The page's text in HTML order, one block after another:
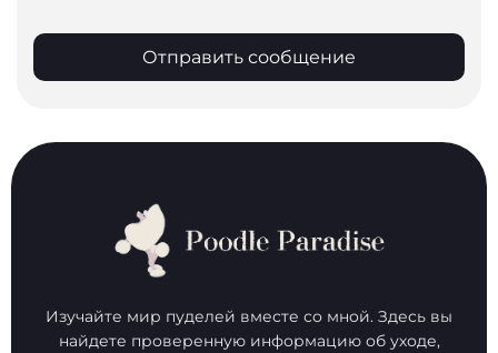
Отправить сообщение
Изучайте мир пуделей вместе со мной. Здесь вы
найдете проверенную информацию об уходе,